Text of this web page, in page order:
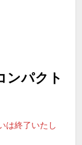
ンパクト
は終了いたし